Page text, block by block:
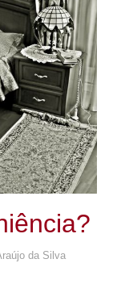
da Silva